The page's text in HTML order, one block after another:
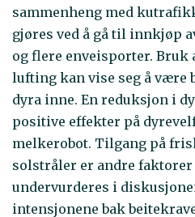
sammenheng med
gjøres ved å gå til innkjøp
og flere enveisporter.
lufting kan vise seg å være
dyra inne. En reduksjon i
positive effekter på
melkerobot. Tilgang på
solstråler er andre
undervurderes i
intensjonene bak